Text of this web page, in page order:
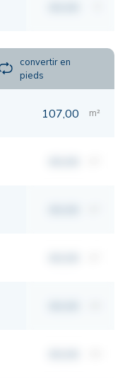
convertir en
pieds
107,00 m²